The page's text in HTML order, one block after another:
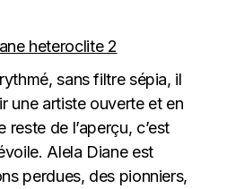
sans filtre sépia, il
une artiste ouverte et en
de l’aperçu, c’est
Alela Diane est
perdues, des pionniers,